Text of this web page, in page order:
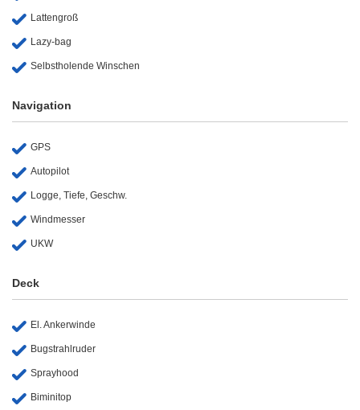
Lattengroß
Lazy-bag
Selbstholende Winschen
Navigation
GPS
Autopilot
Logge, Tiefe, Geschw.
Windmesser
UKW
Deck
El. Ankerwinde
Bugstrahlruder
Sprayhood
Biminitop